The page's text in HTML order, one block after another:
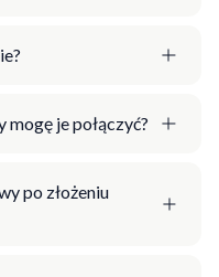
mogę je połączyć?
po złożeniu